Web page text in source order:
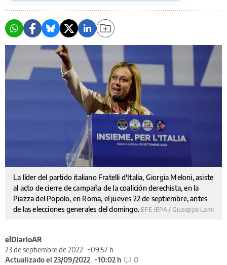
La líder del partido italiano Fratelli d'Italia, Giorgia Meloni, asiste
al acto de cierre de campaña de la coalición derechista, en la
Piazza del Popolo, en Roma, el jueves 22 de septiembre, antes
de las elecciones generales del domingo. EFE /EPA / Giuseppe Lami
elDiarioAR
23 de septiembre de 2022
09:57 h
Actualizado el 23/09/2022
10:02 h 0